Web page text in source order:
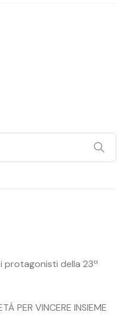
protagonisti della 23ª
PER VINCERE INSIEME